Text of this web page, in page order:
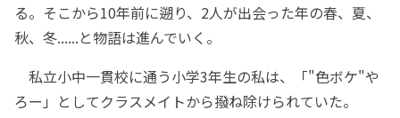
る。そこから10年前に遡り、2人が出会った年の春、夏、
秋、冬......と物語は進んでいく。
私立小中一貫校に通う小学3年生の私は、「"色ボケ"や
ろー」としてクラスメイトから撥ね除けられていた。